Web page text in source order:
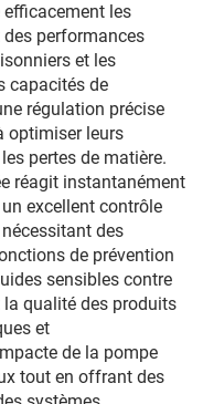
efficacement les
performances
et les
capacités de
régulation précise
optimiser leurs
pertes de matière.
réagit instantanément
excellent contrôle
des
de prévention
sensibles contre
qualité des produits
et
de la pompe
tout en offrant des